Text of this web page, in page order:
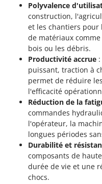
Santos
Sbaraglia
Schnitzer
Seven Italy
Shark
Silky
Simatech
Sirman
Skil
Smartwood
Smeg
Snapper
Polyvalence
construction,
et les chantiers
de matériaux
bois ou les débris.
Productivité accrue
puissant, traction à
permet de réduire
l'efficacité
Réduction de la
commandes
l'opérateur, la
longues périodes
Durabilité et
composants de
durée de vie et une
chocs.